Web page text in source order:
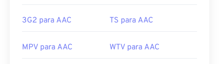
Lançamento inicial:
https://en.wikipedia.org/wiki/Advanced_Audio_Coding
3G2 para AAC TS para AAC
MPV para AAC WTV para AAC